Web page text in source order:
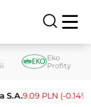
Eko
Profity
9.09 PLN (-0.14%)